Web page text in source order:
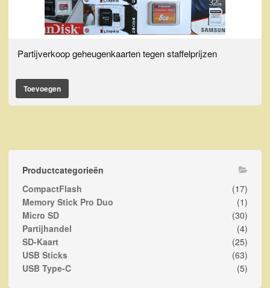
Partijverkoop geheugenkaarten tegen staffelprijzen
Toevoegen
Productcategorieën
CompactFlash
(17)
Memory Stick Pro Duo
(1)
Micro SD
(30)
Partijhandel
(4)
SD-Kaart
(25)
USB Sticks
(63)
USB Type-C
(5)